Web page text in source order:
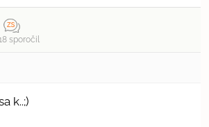
sporočil
k..;)